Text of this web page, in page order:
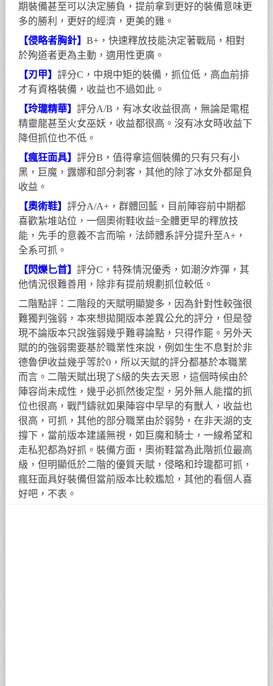
期裝備甚至可以決定勝負，提前拿到更好的裝備意味更
多的勝利，更好的經濟，更美的雞。
【侵略者胸針】B+，快速釋放技能決定著戰局，相對
於殉道者更為主動，適用性更廣。
【刃甲】評分C，中規中矩的裝備，抓位低，高血前排
才有資格裝備，收益也不過如此。
【玲瓏精華】評分A/B，有冰女收益很高，無論是電棍
精靈龍甚至火女巫妖，收益都很高。沒有冰女時收益下
降但抓位也不低。
【瘋狂面具】評分B，值得拿這個裝備的只有只有小
黑，巨魔，露娜和部分刺客，其他的除了冰女外都是負
收益。
【奧術鞋】評分A/A+，群體回藍，目前陣容前中期都
喜歡紮堆站位，一個奧術鞋收益=全體更早的釋放技
能，先手的意義不言而喻，法師體系評分提升至A+，
全系可抓。
【閃爍匕首】評分C，特殊情況優秀，如潮汐炸彈，其
他情況很難善用，除非有提前規劃抓位較低。
二階點評：二階段的天賦明顯變多，因為針對性較強很
難獨判強弱，本來想拋開版本差異公允的評分，但是發
現不論版本只說強弱幾乎難尋論點，只得作罷。另外天
賦的的強弱需要基於職業性來說，例如生生不息對於非
德魯伊收益幾乎等於0，所以天賦的評分都基於本職業
而言。二階天賦出現了S級的失去天恩，這個時候由於
陣容尚未成性，幾乎必抓然後定型，另外無人能擋的抓
位也很高，戰鬥鑄就如果陣容中早早的有獸人，收益也
很高，可抓，其他的部分職業由於弱勢，在非天湖的支
撐下，當前版本建議無視，如巨魔和騎士，一線希望和
走私犯都為好抓。裝備方面，奧術鞋當為此階抓位最高
級，但明顯低於二階的優質天賦，侵略和玲瓏都可抓，
瘋狂面具好裝備但當前版本比較尷尬，其他的看個人喜
好吧，不表。